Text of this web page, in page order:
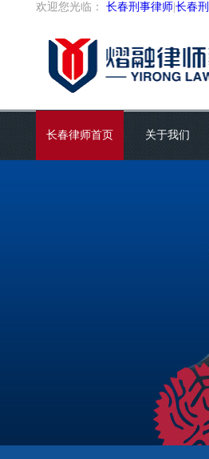
欢迎您光临： 长春刑事律师 长春
长春律师首页 关于我们